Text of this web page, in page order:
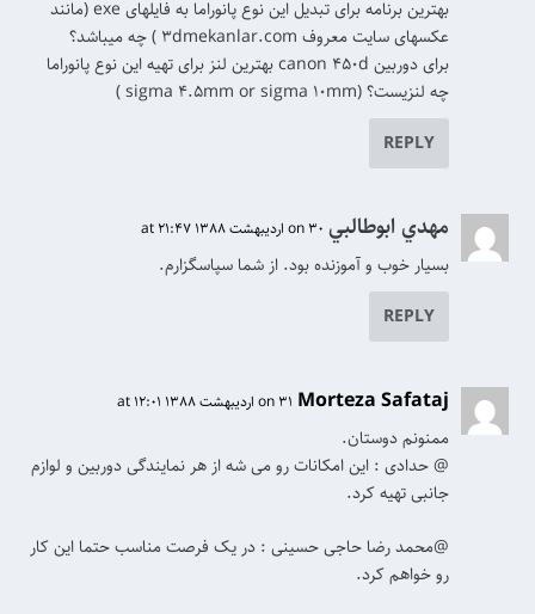
بهترین برنامه برای تبدیل این نوع پانوراما به فایلهای exe (مانند
عکسهای سایت معروف ۳dmekanlar.com ) چه میباشد؟
برای دوربین canon 450d بهترین لنز برای تهیه این نوع پانوراما
چه لنزیست؟ (sigma 4.5mm or sigma 10mm )
REPLY
مهدي ابوطالبي on 30 اردیبهشت 1388 at 21:47
بسیار خوب و آموزنده بود. از شما سپاسگزارم.
REPLY
Morteza Safataj on 31 اردیبهشت 1388 at 12:01
ممنونم دوستان.
@ حدادی : این امکانات رو می شه از هر نمایندگی دوربین و لوازم
جانبی تهیه کرد.
@محمد رضا حاجی حسینی : در یک فرصت مناسب حتما این کار
رو خواهم کرد.